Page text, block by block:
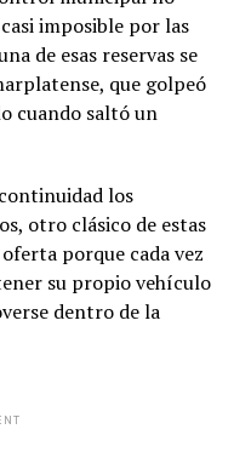
imposible por las
de esas reservas se
que golpeó
cuando saltó un
los
otro clásico de estas
porque cada vez
su propio vehículo
dentro de la